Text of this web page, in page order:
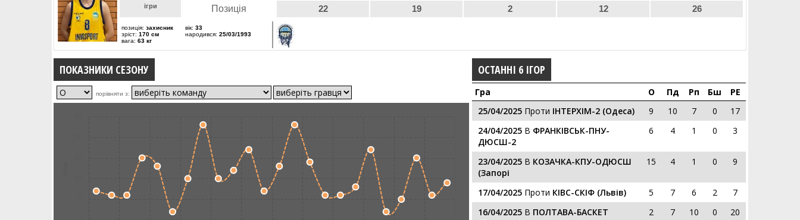
ігри
Позиція
22 19 2 12 26
позиція: захисник
зріст: 170 см
вага: 63 кг
вік: 33
народився: 25/03/1993
ПОКАЗНИКИ СЕЗОНУ
порівняти з:
ОСТАННІ 6 ІГОР
Гра О Пд Рп Бш
РЕ
25/04/2025 Проти ІНТЕРХІМ-2 (Одеса) 9 10 7 0
17
24/04/2025 В ФРАНКІВСЬК-ПНУ-
ДЮСШ-2
6 4 1 0 3
23/04/2025 В КОЗАЧКА-КПУ-ОДЮСШ
(Запорі
15 4 1 0 9
17/04/2025 Проти КIВС-СКІФ (Львів) 5 7 6 2
7
16/04/2025 В ПОЛТАВА-БАСКЕТ
2 7 10 0 20